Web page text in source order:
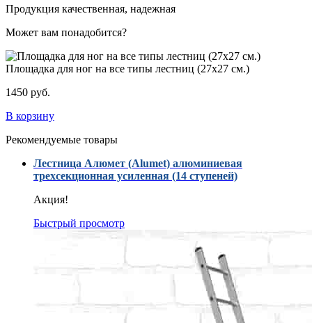
Продукция качественная, надежная
Может вам понадобится?
Площадка для ног на все типы лестниц (27х27 см.)
1450 руб.
В корзину
Рекомендуемые товары
Лестница Алюмет (Alumet) алюминиевая
трехсекционная усиленная (14 ступеней)
Акция!
Быстрый просмотр